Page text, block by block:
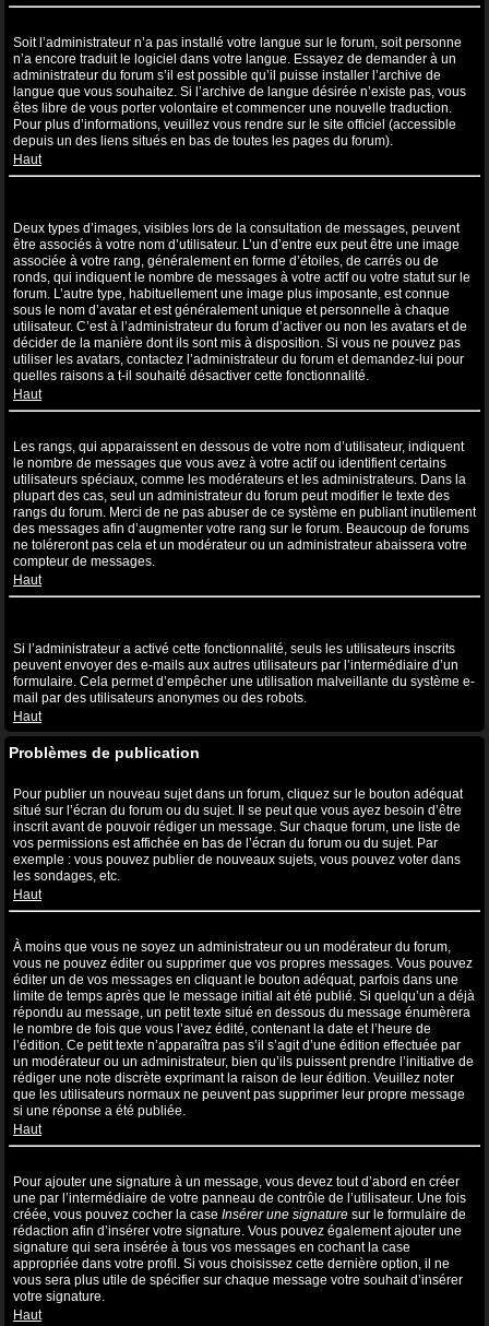
Soit l’administrateur n’a pas installé votre langue sur le forum, soit personne
n’a encore traduit le logiciel dans votre langue. Essayez de demander à un
administrateur du forum s’il est possible qu’il puisse installer l’archive de
langue que vous souhaitez. Si l’archive de langue désirée n’existe pas, vous
êtes libre de vous porter volontaire et commencer une nouvelle traduction.
Pour plus d’informations, veuillez vous rendre sur le site officiel (accessible
depuis un des liens situés en bas de toutes les pages du forum).
Haut
Deux types d’images, visibles lors de la consultation de messages, peuvent
être associés à votre nom d’utilisateur. L’un d’entre eux peut être une image
associée à votre rang, généralement en forme d’étoiles, de carrés ou de
ronds, qui indiquent le nombre de messages à votre actif ou votre statut sur le
forum. L’autre type, habituellement une image plus imposante, est connue
sous le nom d’avatar et est généralement unique et personnelle à chaque
utilisateur. C’est à l’administrateur du forum d’activer ou non les avatars et de
décider de la manière dont ils sont mis à disposition. Si vous ne pouvez pas
utiliser les avatars, contactez l’administrateur du forum et demandez-lui pour
quelles raisons a t-il souhaité désactiver cette fonctionnalité.
Haut
Les rangs, qui apparaissent en dessous de votre nom d’utilisateur, indiquent
le nombre de messages que vous avez à votre actif ou identifient certains
utilisateurs spéciaux, comme les modérateurs et les administrateurs. Dans la
plupart des cas, seul un administrateur du forum peut modifier le texte des
rangs du forum. Merci de ne pas abuser de ce système en publiant inutilement
des messages afin d’augmenter votre rang sur le forum. Beaucoup de forums
ne toléreront pas cela et un modérateur ou un administrateur abaissera votre
compteur de messages.
Haut
Si l’administrateur a activé cette fonctionnalité, seuls les utilisateurs inscrits
peuvent envoyer des e-mails aux autres utilisateurs par l’intermédiaire d’un
formulaire. Cela permet d’empêcher une utilisation malveillante du système e-
mail par des utilisateurs anonymes ou des robots.
Haut
Problèmes de publication
Pour publier un nouveau sujet dans un forum, cliquez sur le bouton adéquat
situé sur l’écran du forum ou du sujet. Il se peut que vous ayez besoin d’être
inscrit avant de pouvoir rédiger un message. Sur chaque forum, une liste de
vos permissions est affichée en bas de l’écran du forum ou du sujet. Par
exemple : vous pouvez publier de nouveaux sujets, vous pouvez voter dans
les sondages, etc.
Haut
À moins que vous ne soyez un administrateur ou un modérateur du forum,
vous ne pouvez éditer ou supprimer que vos propres messages. Vous pouvez
éditer un de vos messages en cliquant le bouton adéquat, parfois dans une
limite de temps après que le message initial ait été publié. Si quelqu’un a déjà
répondu au message, un petit texte situé en dessous du message énumèrera
le nombre de fois que vous l’avez édité, contenant la date et l’heure de
l’édition. Ce petit texte n’apparaîtra pas s’il s’agit d’une édition effectuée par
un modérateur ou un administrateur, bien qu’ils puissent prendre l’initiative de
rédiger une note discrète exprimant la raison de leur édition. Veuillez noter
que les utilisateurs normaux ne peuvent pas supprimer leur propre message
si une réponse a été publiée.
Haut
Pour ajouter une signature à un message, vous devez tout d’abord en créer
une par l’intermédiaire de votre panneau de contrôle de l’utilisateur. Une fois
créée, vous pouvez cocher la case Insérer une signature sur le formulaire de
rédaction afin d’insérer votre signature. Vous pouvez également ajouter une
signature qui sera insérée à tous vos messages en cochant la case
appropriée dans votre profil. Si vous choisissez cette dernière option, il ne
vous sera plus utile de spécifier sur chaque message votre souhait d’insérer
votre signature.
Haut